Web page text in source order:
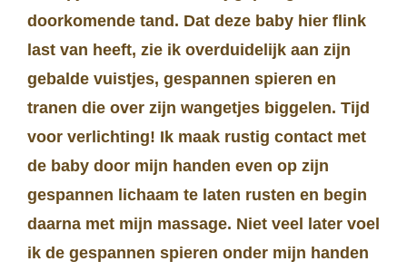
doorkomende tand. Dat deze baby hier flink
last van heeft, zie ik overduidelijk aan zijn
gebalde vuistjes, gespannen spieren en
tranen die over zijn wangetjes biggelen. Tijd
voor verlichting! Ik maak rustig contact met
de baby door mijn handen even op zijn
gespannen lichaam te laten rusten en begin
daarna met mijn massage. Niet veel later voel
ik de gespannen spieren onder mijn handen